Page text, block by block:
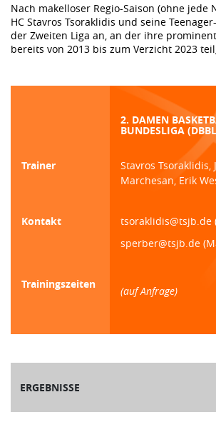
Nach makelloser Regio-Saison (ohne jede
HC Stavros Tsoraklidis und seine
der Zweiten Liga an, an der ihre
bereits von 2013 bis zum Verzicht 2023
2. DAMEN
BUNDESLIGA
Trainer
Stavros Tsoraklidis,
Marchesan, Erik
Kontakt
tsoraklidis@tsjb.de
sperber@tsjb.de
Trainingszeiten
(auf Anfrage)
ERGEBNISSE